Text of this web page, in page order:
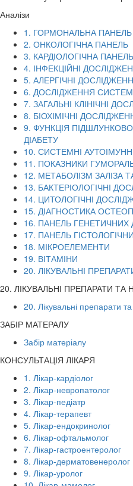
Аналізи
1. ГОРМОНАЛЬНА ПАНЕЛЬ
2. ОНКОЛОГІЧНА ПАНЕЛЬ
3. КАРДІОЛОГІЧНА ПАНЕЛЬ
4. ІНФЕКЦІЙНІ
5. АЛЕРГІЧНІ
6. ДОСЛІДЖЕННЯ
7. ЗАГАЛЬНІ КЛІНІЧНІ
8. БІОХІМІЧНІ
9. ФУНКЦІЯ
ДІАБЕТУ
10. СИСТЕМНІ
11. ПОКАЗНИКИ
12. МЕТАБОЛІЗМ ЗАЛІЗА
13. БАКТЕРІОЛОГІЧНІ
14. ЦИТОЛОГІЧНІ
15. ДІАГНОСТИКА
16. ПАНЕЛЬ ГЕНЕТИЧНИХ
17. ПАНЕЛЬ
18. МІКРОЕЛЕМЕНТИ
19. ВІТАМІНИ
20. ЛІКУВАЛЬНІ
20. ЛІКУВАЛЬНІ ПРЕПАРАТИ
20. Лікувальні препарати
ЗАБІР МАТЕРАЛУ
Забір матеріалу
КОНСУЛЬТАЦІЯ ЛІКАРЯ
1. Лікар-кардіолог
2. Лікар-невропатолог
3. Лікар-педіатр
4. Лікар-терапевт
5. Лікар-ендокринолог
6. Лікар-офтальмолог
7. Лікар-гастроентеролог
8. Лікар-дерматовенеролог
9. Лікар-уролог